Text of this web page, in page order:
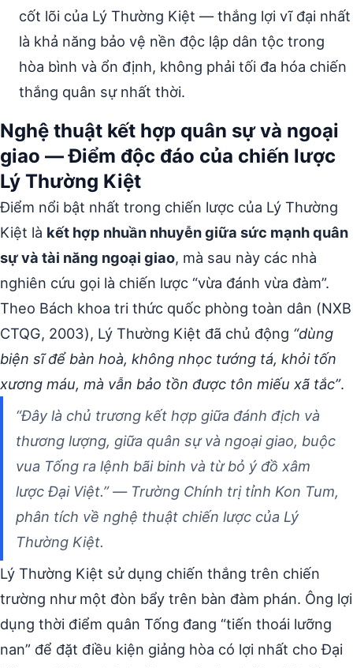
cốt lõi của Lý Thường Kiệt — thắng lợi vĩ đại nhất
là khả năng bảo vệ nền độc lập dân tộc trong
hòa bình và ổn định, không phải tối đa hóa chiến
thắng quân sự nhất thời.
Nghệ thuật kết hợp quân sự và ngoại
giao — Điểm độc đáo của chiến lược
Lý Thường Kiệt
Điểm nổi bật nhất trong chiến lược của Lý Thường
Kiệt là kết hợp nhuần nhuyễn giữa sức mạnh quân
sự và tài năng ngoại giao, mà sau này các nhà
nghiên cứu gọi là chiến lược “vừa đánh vừa đàm”.
Theo Bách khoa tri thức quốc phòng toàn dân (NXB
CTQG, 2003), Lý Thường Kiệt đã chủ động “dùng
biện sĩ để bàn hoà, không nhọc tướng tá, khỏi tốn
xương máu, mà vẫn bảo tồn được tôn miếu xã tắc”.
“Đây là chủ trương kết hợp giữa đánh địch và
thương lượng, giữa quân sự và ngoại giao, buộc
vua Tống ra lệnh bãi binh và từ bỏ ý đồ xâm
lược Đại Việt.” — Trường Chính trị tỉnh Kon Tum,
phân tích về nghệ thuật chiến lược của Lý
Thường Kiệt.
Lý Thường Kiệt sử dụng chiến thắng trên chiến
trường như một đòn bẩy trên bàn đàm phán. Ông lợi
dụng thời điểm quân Tống đang “tiến thoái lưỡng
nan” để đặt điều kiện giảng hòa có lợi nhất cho Đại